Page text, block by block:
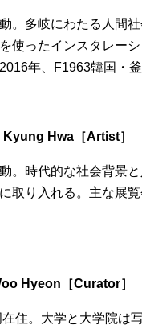
。多岐にわたる人間
使ったインスタレー
年、F1963韓国・
Hwa［Artist］
。時代的な社会背景
取り入れる。主な展
Hyeon［Curator］
住。大学と大学院は